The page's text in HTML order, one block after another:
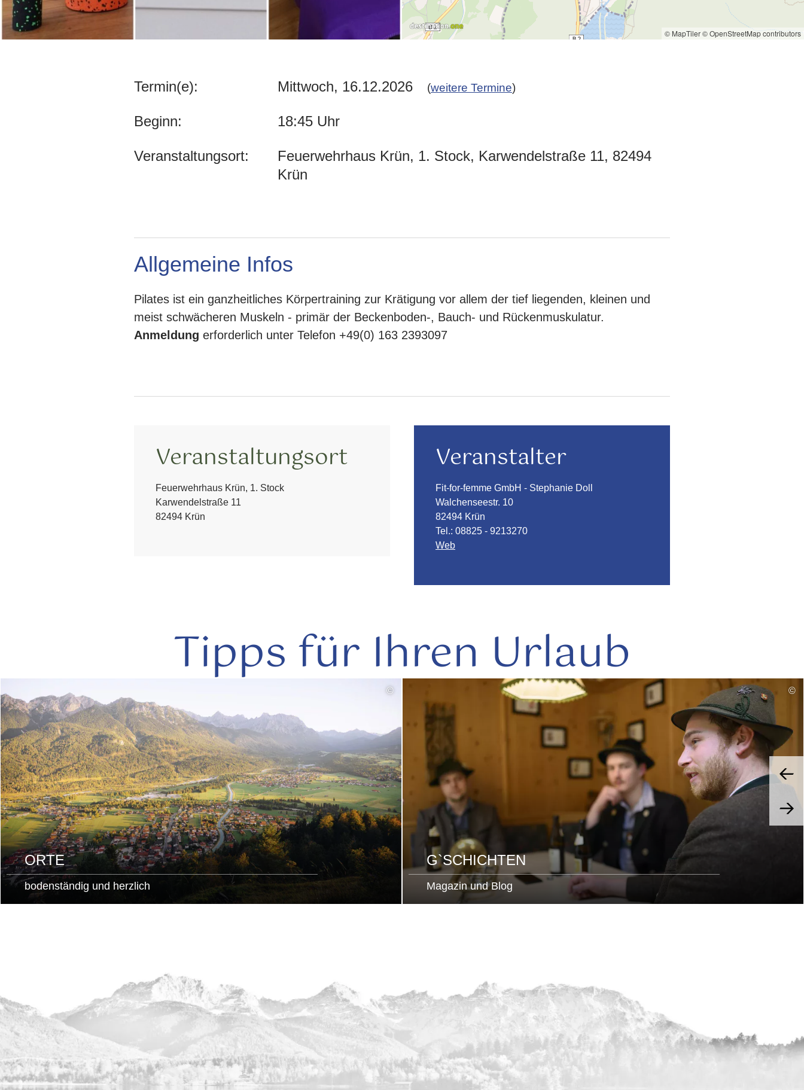
© MapTiler© OpenStreetMap contributors
Termin(e): Mittwoch, 16.12.2026 (weitere Termine)
Beginn: 18:45 Uhr
Veranstaltungsort:
Feuerwehrhaus Krün, 1. Stock, Karwendelstraße 11, 82494
Krün
Allgemeine Infos
Pilates ist ein ganzheitliches Körpertraining zur Krätigung vor allem der tief liegenden, kleinen und
meist schwächeren Muskeln - primär der Beckenboden-, Bauch- und Rückenmuskulatur.
Anmeldung erforderlich unter Telefon +49(0) 163 2393097
Veranstaltungsort
Feuerwehrhaus Krün, 1. Stock
Karwendelstraße 11
82494 Krün
Veranstalter
Fit-for-femme GmbH - Stephanie Doll
Walchenseestr. 10
82494 Krün
Tel.: 08825 - 9213270
Web
Tipps für Ihren Urlaub
©
ORTE
bodenständig und herzlich
©
G`SCHICHTEN
Magazin und Blog
mehr